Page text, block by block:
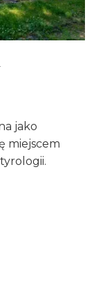
jako
miejscem